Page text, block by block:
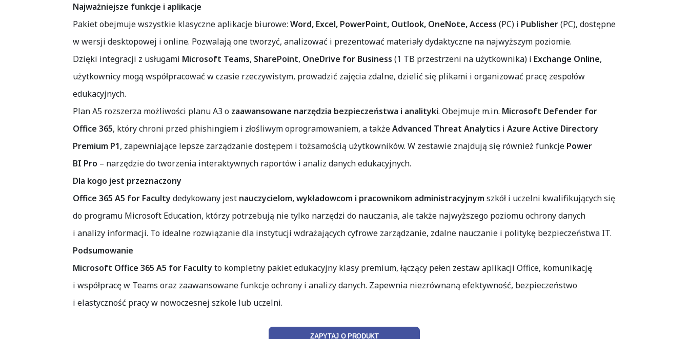
Najważniejsze funkcje i aplikacje
Pakiet obejmuje wszystkie klasyczne aplikacje biurowe:Word, Excel, PowerPoint, Outlook, OneNote, Access (PC) i Publisher(PC), dostępne
w wersji desktopowej i online. Pozwalają one tworzyć, analizować i prezentować materiały dydaktyczne na najwyższym poziomie.
Dzięki integracji z usługami Microsoft Teams, SharePoint, OneDrive for Business (1 TB przestrzeni na użytkownika) i Exchange Online,
użytkownicy mogą współpracować w czasie rzeczywistym, prowadzić zajęcia zdalne, dzielić się plikami i organizować pracę zespołów
edukacyjnych.
Plan A5 rozszerza możliwości planu A3 o zaawansowane narzędzia bezpieczeństwa i analityki. Obejmuje m.in. Microsoft Defender for
Office 365, który chroni przed phishingiem i złośliwym oprogramowaniem, a takżeAdvanced Threat Analytics iAzure Active Directory
Premium P1, zapewniające lepsze zarządzanie dostępem i tożsamością użytkowników. W zestawie znajdują się również funkcje Power
BI Pro – narzędzie do tworzenia interaktywnych raportów i analiz danych edukacyjnych.
Dla kogo jest przeznaczony
Office 365 A5 for Facultydedykowany jest nauczycielom, wykładowcom i pracownikom administracyjnym szkół i uczelni kwalifikujących się
do programu Microsoft Education, którzy potrzebują nie tylko narzędzi do nauczania, ale także najwyższego poziomu ochrony danych
i analizy informacji. To idealne rozwiązanie dla instytucji wdrażających cyfrowe zarządzanie, zdalne nauczanie i politykę bezpieczeństwa IT.
Podsumowanie
Microsoft Office 365 A5 for Facultyto kompletny pakiet edukacyjny klasy premium, łączący pełen zestaw aplikacji Office, komunikację
i współpracę w Teams oraz zaawansowane funkcje ochrony i analizy danych. Zapewnia niezrównaną efektywność, bezpieczeństwo
i elastyczność pracy w nowoczesnej szkole lub uczelni.
ZAPYTAJ O PRODUKT